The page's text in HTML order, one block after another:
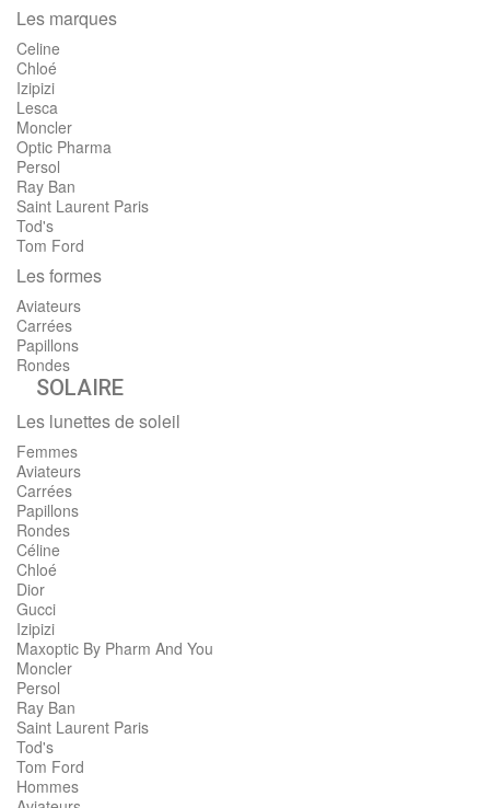
Les marques
Celine
Chloé
Izipizi
Lesca
Moncler
Optic Pharma
Persol
Ray Ban
Saint Laurent Paris
Tod's
Tom Ford
Les formes
Aviateurs
Carrées
Papillons
Rondes
SOLAIRE
Les lunettes de soleil
Femmes
Aviateurs
Carrées
Papillons
Rondes
Céline
Chloé
Dior
Gucci
Izipizi
Maxoptic By Pharm And You
Moncler
Persol
Ray Ban
Saint Laurent Paris
Tod's
Tom Ford
Hommes